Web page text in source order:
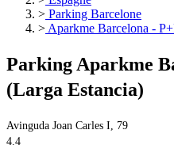
> Parking Barcelone
> Aparkme Barcelona -
Parking Aparkme
(Larga Estancia)
Avinguda Joan Carles I, 79
4.4